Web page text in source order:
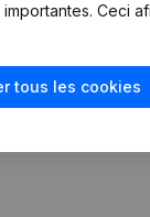
Ceci
tous les cookies